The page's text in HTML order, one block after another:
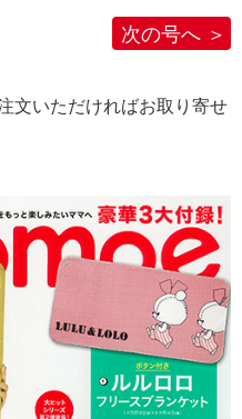
次の号へ
文いただければお取り寄せ